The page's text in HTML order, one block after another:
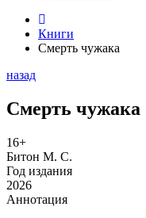
Книги
Смерть чужака
назад
Смерть чужака
16+
Битон М. С.
Год издания
2026
Аннотация